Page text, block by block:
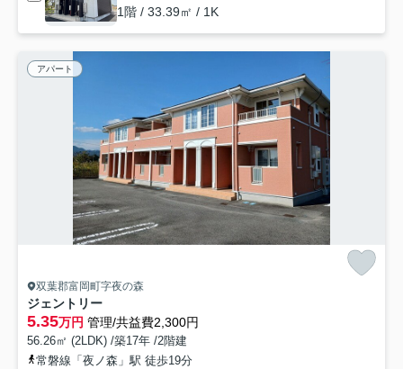
1階 / 33.39㎡ / 1K
アパート
双葉郡富岡町字夜の森
ジェントリー
5.35万円 管理/共益費2,300円
56.26㎡ (2LDK) /築17年 /2階建
常磐線「夜ノ森」駅 徒歩19分